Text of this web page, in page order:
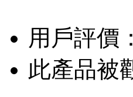
用戶評價：
此產品被